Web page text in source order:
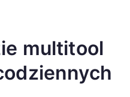
multitool